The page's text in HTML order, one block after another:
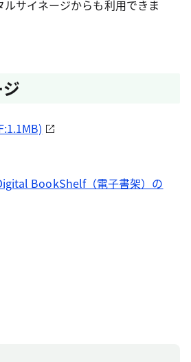
サイネージからも利用できま
BookShelf（電子書架）の